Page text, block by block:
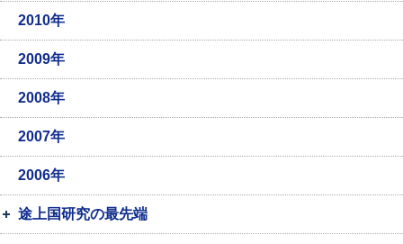
2010年
2009年
2008年
2007年
2006年
途上国研究の最先端